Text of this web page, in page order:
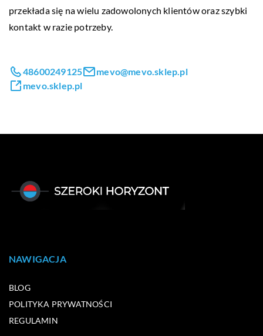
przekłada się na wielu zadowolonych klientów oraz szybki
kontakt w razie potrzeby.
48600249125
mevo@mevo.sklep.pl
mevo.sklep.pl
NAWIGACJA
BLOG
POLITYKA PRYWATNOŚCI
REGULAMIN